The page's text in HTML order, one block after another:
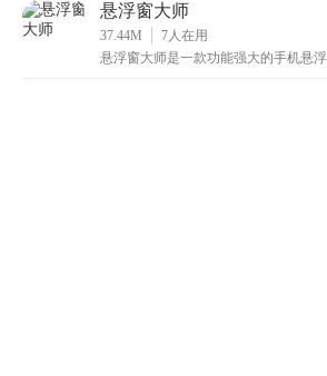
悬浮窗大师
37.44M 7人在用
悬浮窗大师是一款功能强大的手机悬